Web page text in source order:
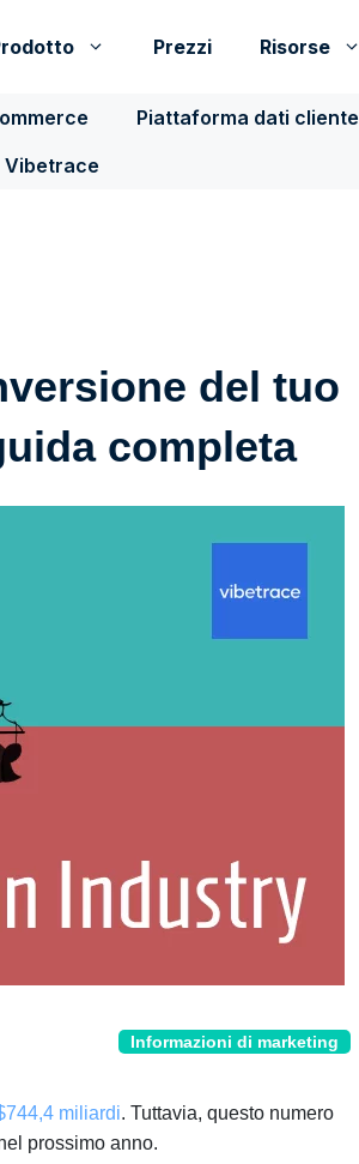
Prezzi Risorse
Piattaforma dati cliente
Vibetrace
del tuo
completa
Informazioni di marketing
miliardi. Tuttavia, questo numero
prossimo anno.